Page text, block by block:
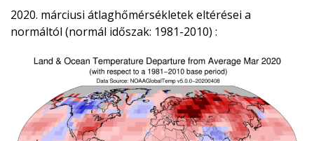
2020. márciusi átlaghőmérsékletek eltérései a
normáltól (normál időszak: 1981-2010) :